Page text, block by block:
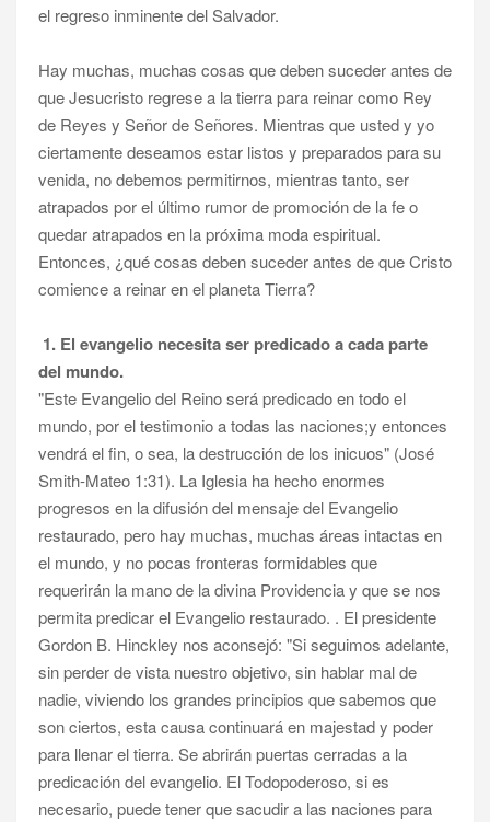
el regreso inminente del Salvador.
Hay muchas, muchas cosas que deben suceder antes de
que Jesucristo regrese a la tierra para reinar como Rey
de Reyes y Señor de Señores. Mientras que usted y yo
ciertamente deseamos estar listos y preparados para su
venida, no debemos permitirnos, mientras tanto, ser
atrapados por el último rumor de promoción de la fe o
quedar atrapados en la próxima moda espiritual.
Entonces, ¿qué cosas deben suceder antes de que Cristo
comience a reinar en el planeta Tierra?
1. El evangelio necesita ser predicado a cada parte
del mundo.
"Este Evangelio del Reino será predicado en todo el
mundo, por el testimonio a todas las naciones;y entonces
vendrá el fin, o sea, la destrucción de los inicuos" (José
Smith-Mateo 1:31). La Iglesia ha hecho enormes
progresos en la difusión del mensaje del Evangelio
restaurado, pero hay muchas, muchas áreas intactas en
el mundo, y no pocas fronteras formidables que
requerirán la mano de la divina Providencia y que se nos
permita predicar el Evangelio restaurado. . El presidente
Gordon B. Hinckley nos aconsejó: "Si seguimos adelante,
sin perder de vista nuestro objetivo, sin hablar mal de
nadie, viviendo los grandes principios que sabemos que
son ciertos, esta causa continuará en majestad y poder
para llenar el tierra. Se abrirán puertas cerradas a la
predicación del evangelio. El Todopoderoso, si es
necesario, puede tener que sacudir a las naciones para